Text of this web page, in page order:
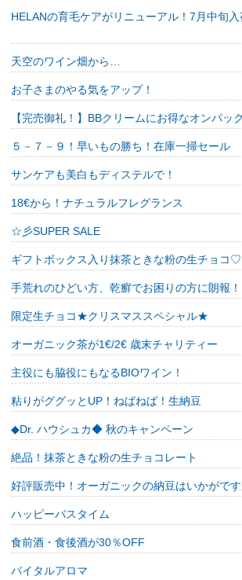
HELANの育毛ケアがリニューアル！7月中旬
天空のワイン畑から…
お子さまのやる気をアップ！
【完売御礼！】BBクリームにお得なオンパッ
５－７－９！早いもの勝ち！在庫一掃セール
サンケアも美白もディステルで！
18€から！ナチュラルフレグランス
☆彡SUPER SALE
ギフトボックス入り抹茶ときな粉の生チョコ♡
手荒れのひどい方、乾癬でお困りの方に朗報！
限定生チョコ★クリスマススペシャル★
オーガニック茶が1€/2€ 歳末チャリティー
主役にも脇役にもなるBIOワイン！
粘りがググッとUP！ねばねば！生納豆
◆Dr. ハウシュカ◆ 秋のキャンペーン
絶品！抹茶ときな粉の生チョコレート
好評販売中！オーガニックの納豆はいかがです
ハッピーバスタイム
食前酒・食後酒が30％OFF
バイタルアロマ